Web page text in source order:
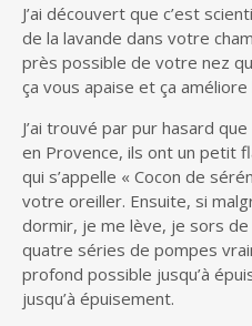
J’ai découvert que c’est
de la lavande dans votre
près possible de votre nez
ça vous apaise et ça
J’ai trouvé par pur hasard
en Provence, ils ont un petit
qui s’appelle « Cocon de
votre oreiller. Ensuite, si
dormir, je me lève, je sors
quatre séries de pompes
profond possible jusqu’à
jusqu’à épuisement.